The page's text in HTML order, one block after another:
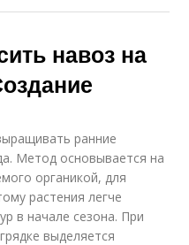
навоз на
ранние
Метод основывается на
органикой, для
растения легче
в начале сезона. При
выделяется